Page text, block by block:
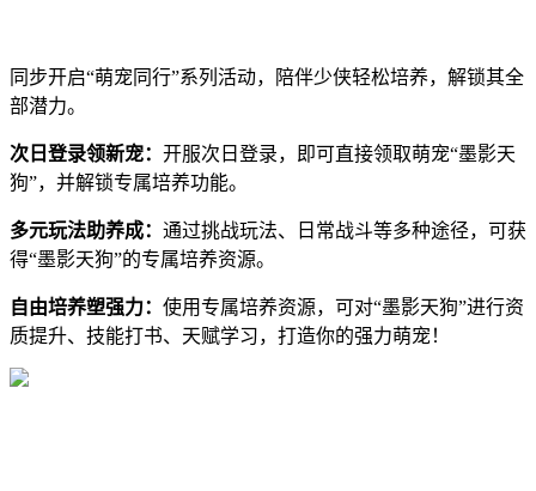
同步开启“萌宠同行”系列活动，陪伴少侠轻松培养，解锁其全
部潜力。
次日登录领新宠： 开服次日登录，即可直接领取萌宠“墨影天
狗”，并解锁专属培养功能。
多元玩法助养成： 通过挑战玩法、日常战斗等多种途径，可获
得“墨影天狗”的专属培养资源。
自由培养塑强力： 使用专属培养资源，可对“墨影天狗”进行资
质提升、技能打书、天赋学习，打造你的强力萌宠！